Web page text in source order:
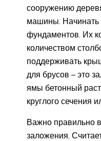
сооружению
машины. Начинать
фундаментов. Их
количеством
поддерживать
для брусов – это
ямы бетонный
круглого сечения
Важно правильно
заложения.